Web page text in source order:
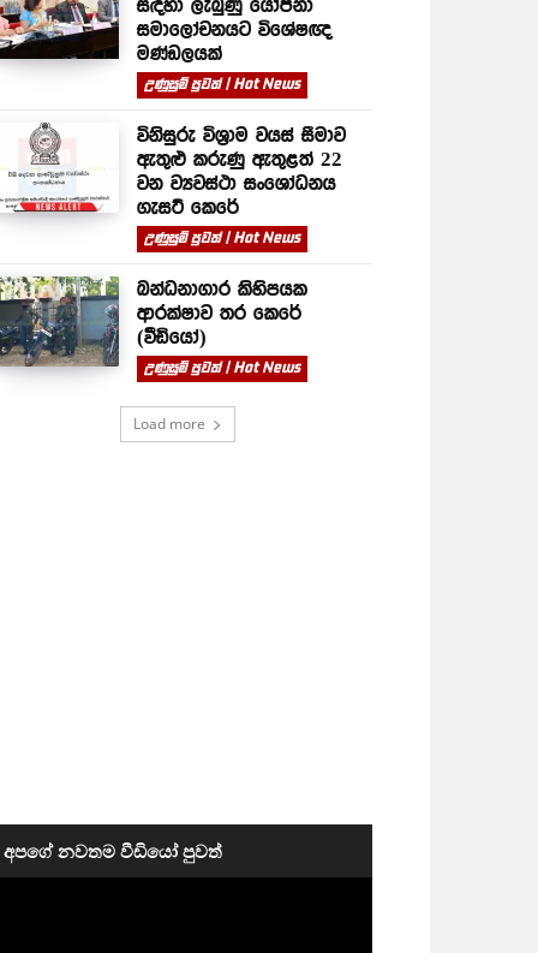
සඳහා ලැබුණු යෝජනා
සමාලෝචනයට විශේෂඥ
මණ්ඩලයක්
උණුසුම් පුවත් | Hot News
විනිසුරු විශ්‍රාම වයස් සීමාව
ඇතුළු කරුණු ඇතුළත් 22
වන ව්‍යවස්ථා සංශෝධනය
ගැසට් කෙරේ
උණුසුම් පුවත් | Hot News
බන්ධනාගාර කිහිපයක
ආරක්ෂාව තර කෙරේ
(වීඩියෝ)
උණුසුම් පුවත් | Hot News
Load more
අපගේ නවතම වීඩියෝ පුවත්